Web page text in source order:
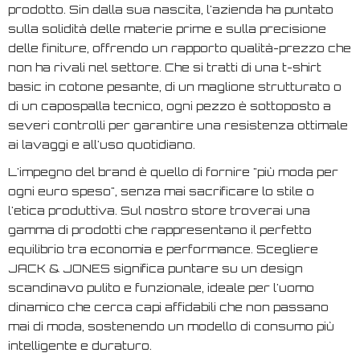
prodotto. Sin dalla sua nascita, l'azienda ha puntato
sulla solidità delle materie prime e sulla precisione
delle finiture, offrendo un rapporto qualità-prezzo che
non ha rivali nel settore. Che si tratti di una t-shirt
basic in cotone pesante, di un maglione strutturato o
di un capospalla tecnico, ogni pezzo è sottoposto a
severi controlli per garantire una resistenza ottimale
ai lavaggi e all'uso quotidiano.
L'impegno del brand è quello di fornire "più moda per
ogni euro speso", senza mai sacrificare lo stile o
l'etica produttiva. Sul nostro store troverai una
gamma di prodotti che rappresentano il perfetto
equilibrio tra economia e performance. Scegliere
JACK & JONES significa puntare su un design
scandinavo pulito e funzionale, ideale per l'uomo
dinamico che cerca capi affidabili che non passano
mai di moda, sostenendo un modello di consumo più
intelligente e duraturo.